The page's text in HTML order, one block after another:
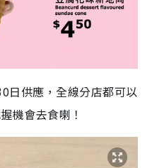
日供應，全線分店都可以
機會去食喇！